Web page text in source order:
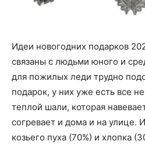
Идеи новогодних подарков
связаны с людьми юного и
для пожилых леди трудно
подарок, у них уже есть все
теплой шали, которая
согревает и дома и на улице.
козьего пуха (70%) и хлопка